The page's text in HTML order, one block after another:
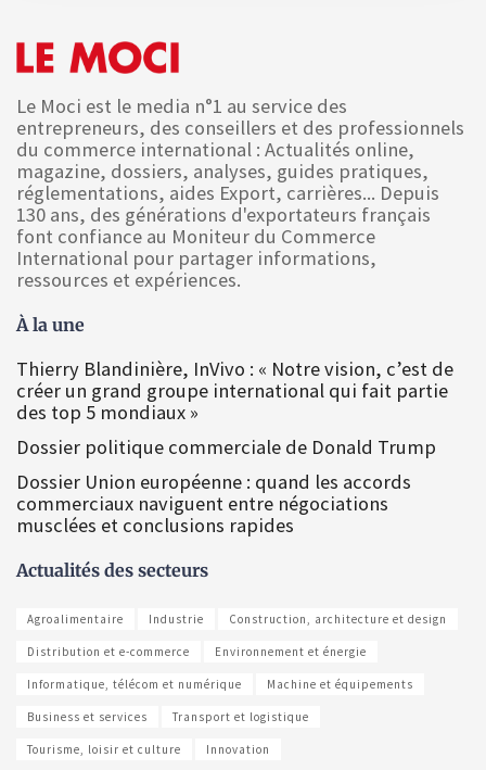
Le Moci est le media n°1 au service des
entrepreneurs, des conseillers et des professionnels
du commerce international : Actualités online,
magazine, dossiers, analyses, guides pratiques,
réglementations, aides Export, carrières... Depuis
130 ans, des générations d'exportateurs français
font confiance au Moniteur du Commerce
International pour partager informations,
ressources et expériences.
À la une
Thierry Blandinière, InVivo : « Notre vision, c’est de
créer un grand groupe international qui fait partie
des top 5 mondiaux »
Dossier politique commerciale de Donald Trump
Dossier Union européenne : quand les accords
commerciaux naviguent entre négociations
musclées et conclusions rapides
Actualités des secteurs
Agroalimentaire Industrie Construction, architecture et design
Distribution et e-commerce Environnement et énergie
Informatique, télécom et numérique Machine et équipements
Business et services Transport et logistique
Tourisme, loisir et culture Innovation